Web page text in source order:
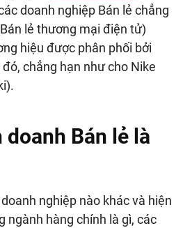
doanh nghiệp Bán lẻ chẳng
lẻ thương mại điện tử)
hiệu được phân phối bởi
chẳng hạn như cho Nike
Bán lẻ là
nghiệp nào khác và hiện
ngành hàng chính là gì, các